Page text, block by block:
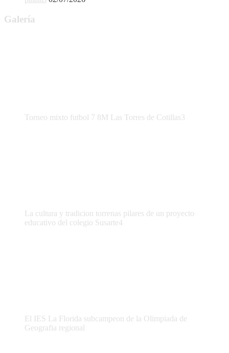
Galería
Torneo mixto futbol 7 8M Las Torres de Cotillas3
La cultura y tradicion torrenas pilares de un proyecto
educativo del colegio Susarte4
El IES La Florida subcampeon de la Olimpiada de
Geografia regional